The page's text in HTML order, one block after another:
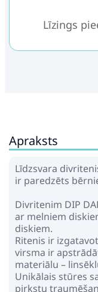
Līzings
Apraksts
Līdzsvara
ir paredzēts
Divritenim DIP
ar melniem
diskiem.
Ritenis ir
virsma ir
materiālu –
Unikālais stūres
pirkstu